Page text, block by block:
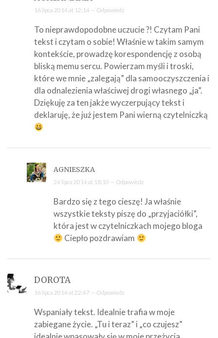
16 lipca 2014 at 12:14 — Odpowiedz
To nieprawdopodobne uczucie ?! Czytam Pani
tekst i czytam o sobie! Właśnie w takim samym
kontekście, prowadzę korespondencję z osobą
bliską memu sercu. Powierzam myśli i troski,
które we mnie „zalegają” dla samooczyszczenia i
dla odnalezienia właściwej drogi własnego „ja”.
Dziękuję za ten jakże wyczerpujący tekst i
deklaruję, że już jestem Pani wierną czytelniczką
AGNIESZKA
24 lipca 2014 at 18:10 — Odpowiedz
Bardzo się z tego cieszę! Ja właśnie
wszystkie teksty piszę do „przyjaciółki”,
która jest w czytelniczkach mojego bloga
Ciepło pozdrawiam
DOROTA
16 lipca 2014 at 22:47 — Odpowiedz
Wspaniały tekst. Idealnie trafia w moje
zabiegane życie. „Tu i teraz” i „co czujesz”